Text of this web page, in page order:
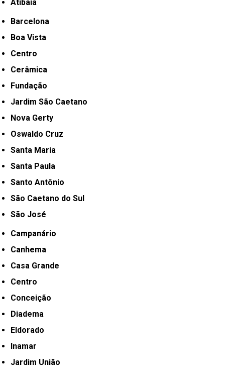
Atibaia
Barcelona
Boa Vista
Centro
Cerâmica
Fundação
Jardim São Caetano
Nova Gerty
Oswaldo Cruz
Santa Maria
Santa Paula
Santo Antônio
São Caetano do Sul
São José
Campanário
Canhema
Casa Grande
Centro
Conceição
Diadema
Eldorado
Inamar
Jardim União